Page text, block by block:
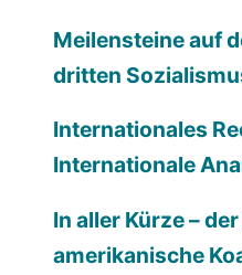
Meilensteine auf
dritten
Internationales
Internationale
In aller Kürze –
amerikanische